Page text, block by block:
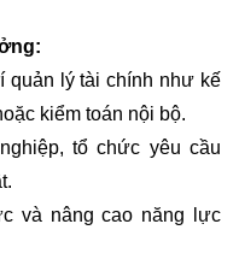
quản lý tài chính như kế
kiểm toán nội bộ.
tổ chức yêu cầu
và nâng cao năng lực